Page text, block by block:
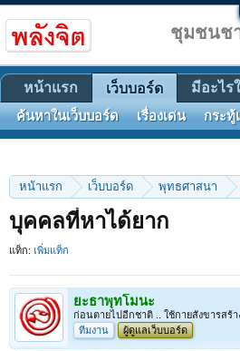
หน้าแรก เว็บบอร์ด พุทธศาสนา
บุคคลที่หาได้ยาก
แท็ก: เพิ่มแท็ก
ยะธาพุทโมนะ
ก่อนตายไปอีกชาติ .. ใช้กายสังขารสร้า
ทีมงาน
ผู้ดูแลเว็บบอร์ด
ชุมชนช
หน้าแรก เว็บบอร์ด
ค้นหาในเว็บบอร์ด เรื่องเด่น กระทู้
มีอะไร